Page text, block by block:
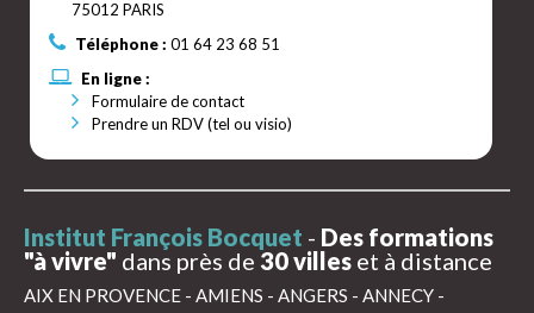
75012 PARIS
Téléphone : 01 64 23 68 51
En ligne :
Formulaire de contact
Prendre un RDV (tel ou visio)
Institut François Bocquet - Des formations
"à vivre" dans près de 30 villes et à distance
AIX EN PROVENCE - AMIENS - ANGERS - ANNECY -